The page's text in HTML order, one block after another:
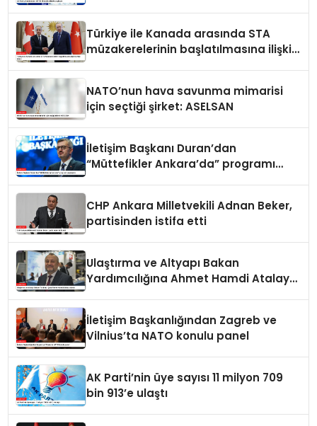
Türkiye ile Kanada arasında STA
müzakerelerinin başlatılmasına ilişkin
NATO’nun hava savunma mimarisi
için seçtiği şirket: ASELSAN
İletişim Başkanı Duran’dan
“Müttefikler Ankara’da” programı
CHP Ankara Milletvekili Adnan Beker,
partisinden istifa etti
Ulaştırma ve Altyapı Bakan
Yardımcılığına Ahmet Hamdi Atalay
İletişim Başkanlığından Zagreb ve
Vilnius’ta NATO konulu panel
AK Parti’nin üye sayısı 11 milyon 709
bin 913’e ulaştı